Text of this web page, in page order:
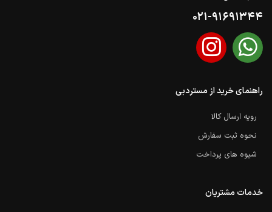
021-91691344
راهنمای خرید از مستردبی
رویه ارسال کالا
نحوه ثبت سفارش
شیوه های پرداخت
خدمات مشتریان